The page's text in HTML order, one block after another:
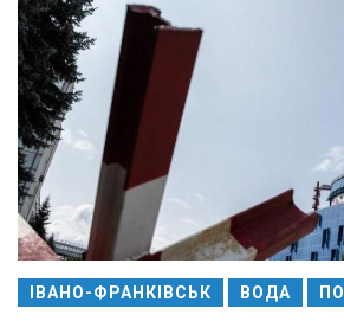
ІВАНО-ФРАНКІВСЬК ВОДА